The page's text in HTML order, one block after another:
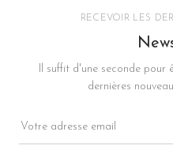
RECEVOIR LES
Il suffit d'une seconde
dernières